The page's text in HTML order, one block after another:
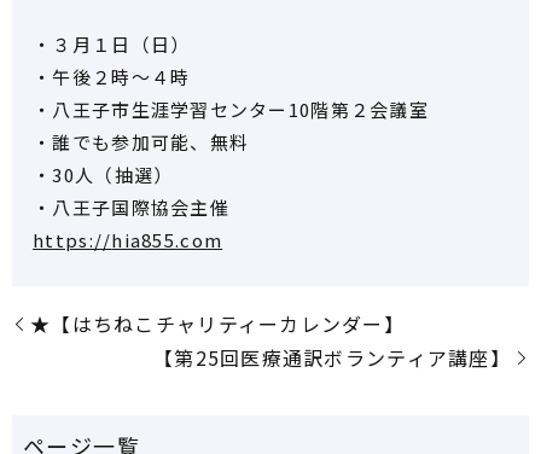
・３月１日（日）
・午後２時～４時
・八王子市生涯学習センター10階第２会議室
・誰でも参加可能、無料
・30人（抽選）
・八王子国際協会主催
https://hia855.com
★【はちねこチャリティーカレンダー】
【第25回医療通訳ボランティア講座】